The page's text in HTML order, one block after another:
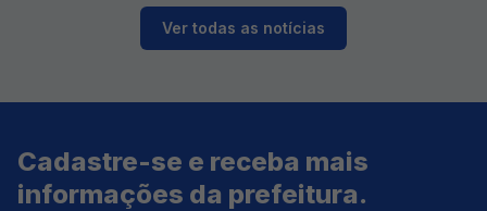
Ver todas as notícias
Cadastre-se e receba mais
informações da prefeitura.